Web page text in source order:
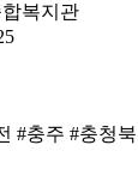
복지관
#충주 #충청